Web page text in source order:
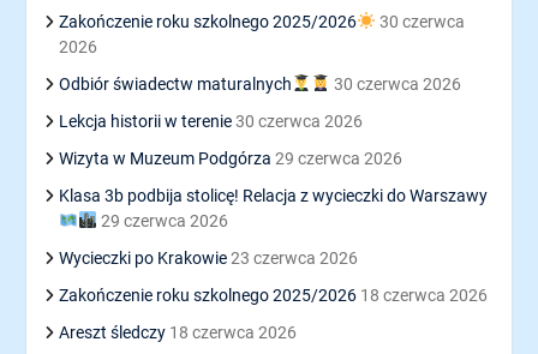
Zakończenie roku szkolnego 2025/2026
30 czerwca
2026
Odbiór świadectw maturalnych
30 czerwca 2026
Lekcja historii w terenie 30 czerwca 2026
Wizyta w Muzeum Podgórza 29 czerwca 2026
Klasa 3b podbija stolicę! Relacja z wycieczki do Warszawy
29 czerwca 2026
Wycieczki po Krakowie 23 czerwca 2026
Zakończenie roku szkolnego 2025/2026 18 czerwca 2026
Areszt śledczy 18 czerwca 2026